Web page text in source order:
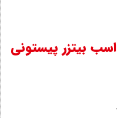
امکانات جانبی کمپرسور 3 اسب بیتزر پیستونی